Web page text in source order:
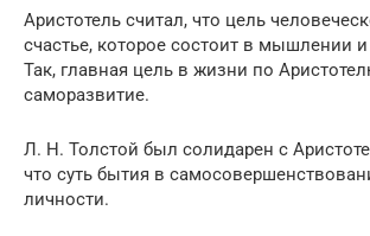
Аристотель считал, что цель
счастье, которое состоит в мышлении
Так, главная цель в жизни по
саморазвитие.
Л. Н. Толстой был солидарен с
что суть бытия в
личности.